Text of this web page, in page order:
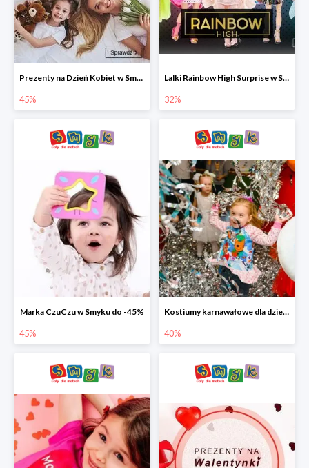
Prezenty na Dzień Kobiet w Smyku do -45%
45%
Lalki Rainbow High Surprise w Smyku do -35%
32%
Marka CzuCzu w Smyku do -45%
45%
Kostiumy karnawałowe dla dzieci w Smyku do -40%
40%